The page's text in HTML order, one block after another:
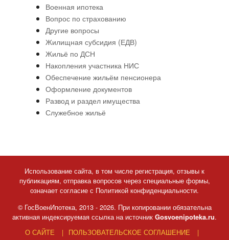
Военная ипотека
Вопрос по страхованию
Другие вопросы
Жилищная субсидия (ЕДВ)
Жильё по ДСН
Накопления участника НИС
Обеспечение жильём пенсионера
Оформление документов
Развод и раздел имущества
Служебное жильё
Использование сайта, в том числе регистрация, отзывы к
публикациям, отправка вопросов через специальные формы,
означает согласие с Политикой конфиденциальности.
© ГосВоенИпотека, 2013 - 2026. При копировании обязательна
активная индексируемая ссылка на источник Gosvoenipoteka.ru.
О САЙТЕ
ПОЛЬЗОВАТЕЛЬСКОЕ СОГЛАШЕНИЕ